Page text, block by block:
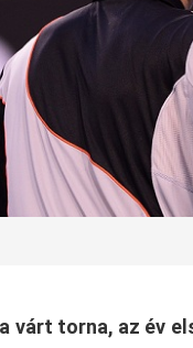
várt torna, az év